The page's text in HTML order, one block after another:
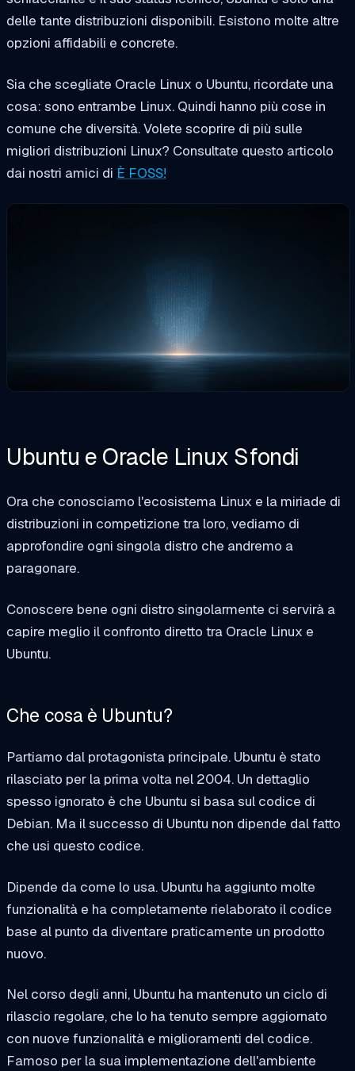
delle tante distribuzioni disponibili. Esistono molte altre
opzioni affidabili e concrete.
Sia che scegliate Oracle Linux o Ubuntu, ricordate una
cosa: sono entrambe Linux. Quindi hanno più cose in
comune che diversità. Volete scoprire di più sulle
migliori distribuzioni Linux? Consultate questo articolo
dai nostri amici di È FOSS!
Ubuntu e Oracle Linux Sfondi
Ora che conosciamo l'ecosistema Linux e la miriade di
distribuzioni in competizione tra loro, vediamo di
approfondire ogni singola distro che andremo a
paragonare.
Conoscere bene ogni distro singolarmente ci servirà a
capire meglio il confronto diretto tra Oracle Linux e
Ubuntu.
Che cosa è Ubuntu?
Partiamo dal protagonista principale. Ubuntu è stato
rilasciato per la prima volta nel 2004. Un dettaglio
spesso ignorato è che Ubuntu si basa sul codice di
Debian. Ma il successo di Ubuntu non dipende dal fatto
che usi questo codice.
Dipende da come lo usa. Ubuntu ha aggiunto molte
funzionalità e ha completamente rielaborato il codice
base al punto da diventare praticamente un prodotto
nuovo.
Nel corso degli anni, Ubuntu ha mantenuto un ciclo di
rilascio regolare, che lo ha tenuto sempre aggiornato
con nuove funzionalità e miglioramenti del codice.
Famoso per la sua implementazione dell'ambiente